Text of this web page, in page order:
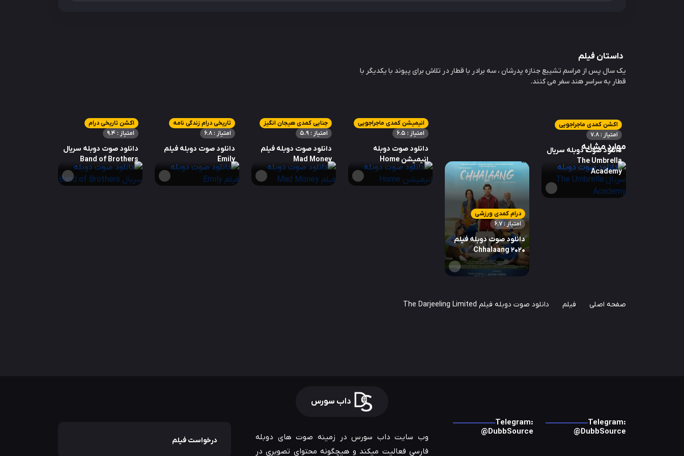
داستان فیلم
یک سال پس از مراسم تشییع جنازه پدرشان ، سه برادر با قطار در تلاش برای پیوند با یکدیگر با
قطار به سراسر هند سفر می کنند.
موارد مشابه
اکشن کمدی ماجراجویی
امتیاز : 7.8
دانلود صوت دوبله سریال
The Umbrella
Academy
درام کمدی ورزشی
امتیاز : 6.7
دانلود صوت دوبله فیلم
Chhalaang 2020
انیمیشن کمدی ماجراجویی
امتیاز : 6.5
دانلود صوت دوبله
انیمیشن Home
جنایی کمدی هیجان انگیز
امتیاز : 5.9
دانلود صوت دوبله فیلم
Mad Money
تاریخی درام زندگی نامه
امتیاز : 6.8
دانلود صوت دوبله فیلم
Emily
اکشن تاریخی درام
امتیاز : 9.4
دانلود صوت دوبله سریال
Band of Brothers
صفحه اصلی فیلم دانلود صوت دوبله فیلم The Darjeeling Limited
داب سورس
Telegram:
@DubbSource
Telegram:
@DubbSource
وب سایت داب سورس در زمینه صوت های دوبله
فارسی فعالیت میکند و هیچگونه محتوای تصویری در
درخواست فیلم